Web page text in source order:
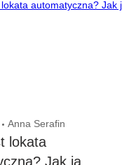
Anna Serafin
lokata
Jak ją